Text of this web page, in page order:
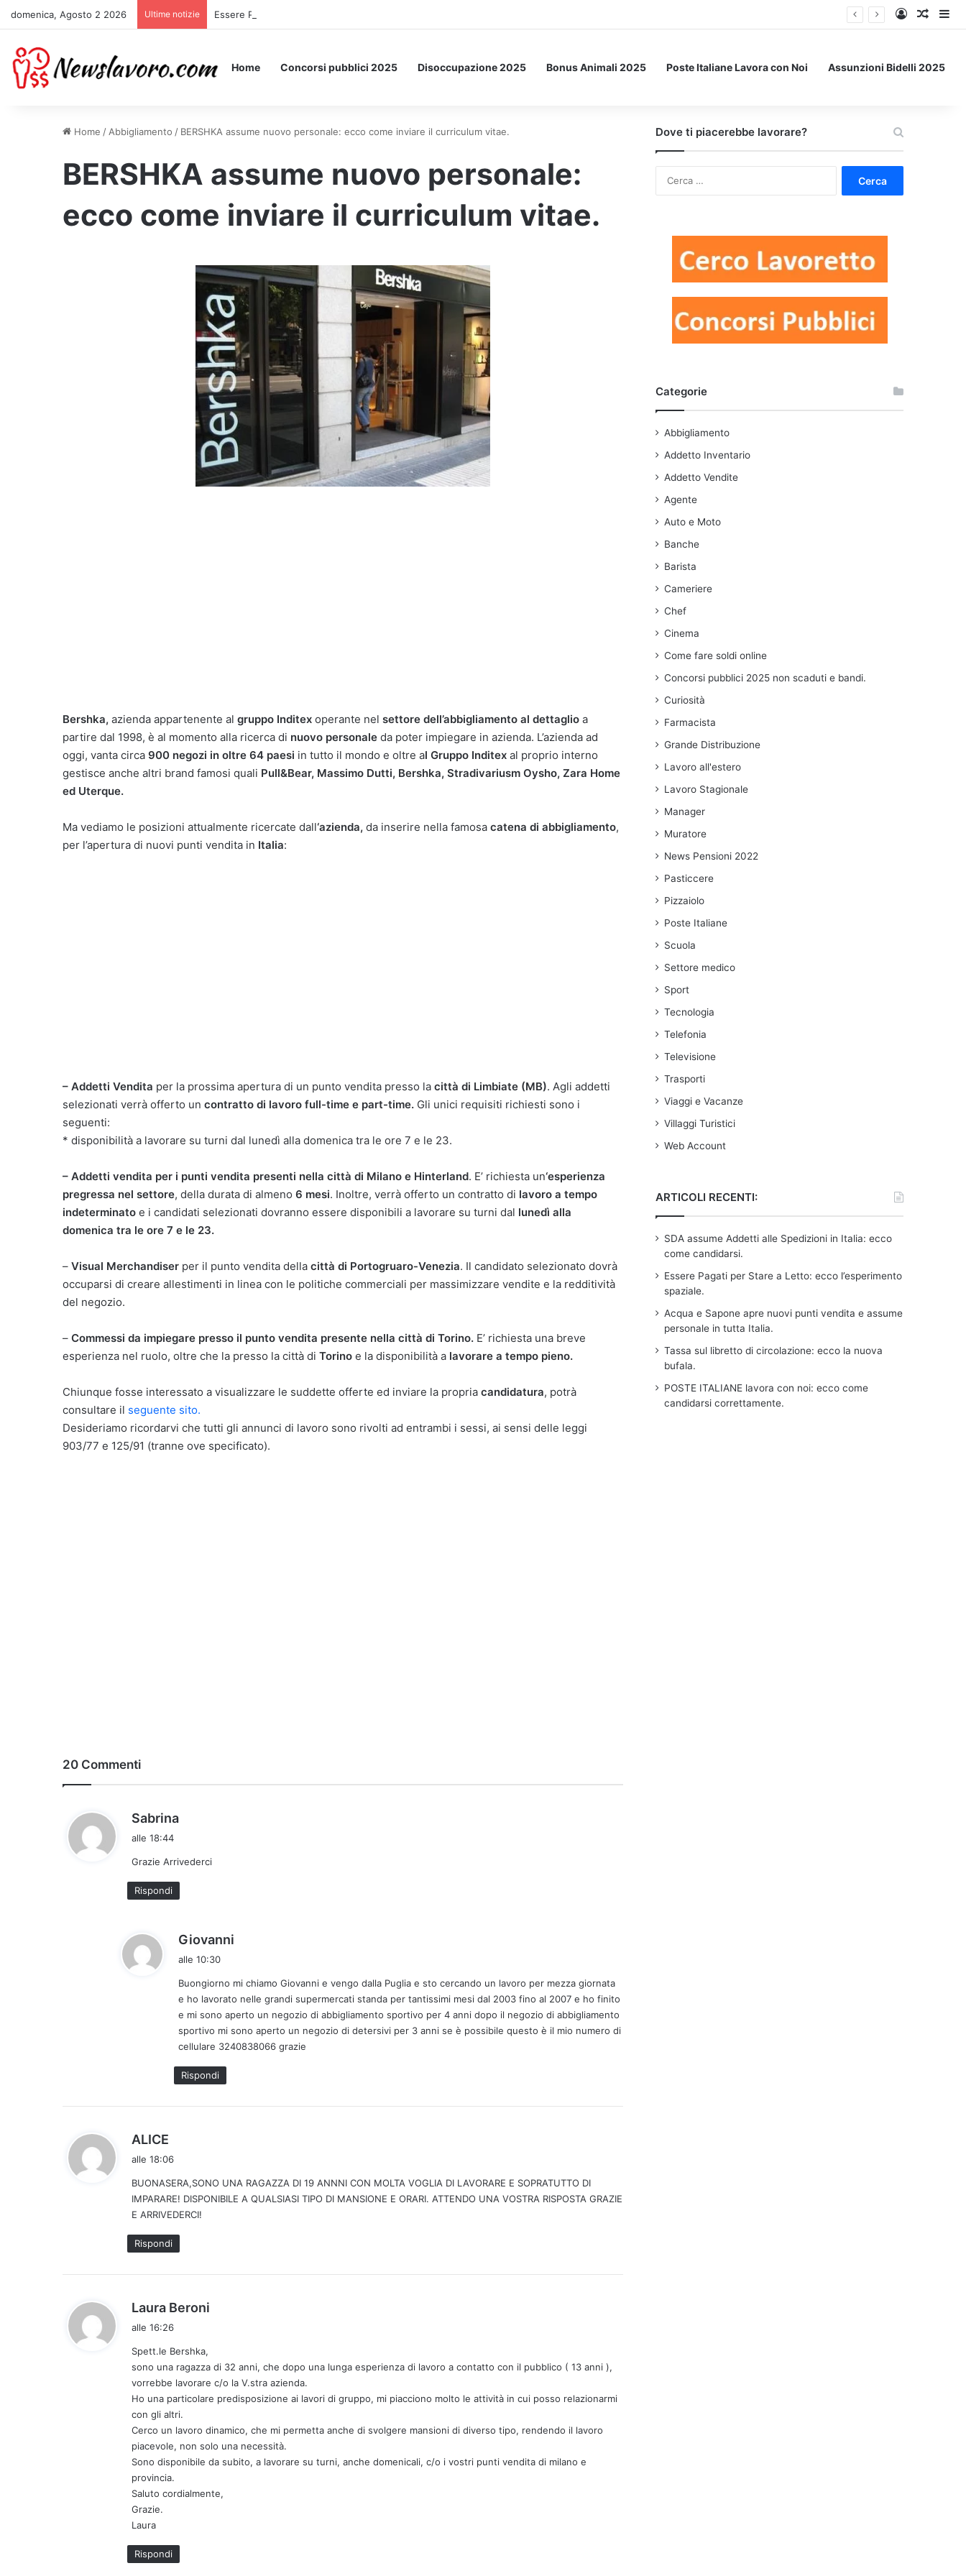
domenica, Agosto 2 2026 Ultime notizie Essere Pagati per Stare a Letto: ecco l’esperimento spaziale. Accedi
Un
Home Concorsi pubblici 2025 Disoccupazione 2025 Bonus Animali 2025 Poste Italiane Lavora con Noi Assunzioni Bidelli 2025
Home / Abbigliamento / BERSHKA assume nuovo personale: ecco come inviare il curriculum vitae.
BERSHKA assume nuovo personale:
ecco come inviare il curriculum vitae.
Bershka, azienda appartenente al gruppo Inditex operante nel settore dell’abbigliamento al dettaglio a
partire dal 1998, è al momento alla ricerca di nuovo personale da poter impiegare in azienda. L’azienda ad
oggi, vanta circa 900 negozi in oltre 64 paesi in tutto il mondo e oltre al Gruppo Inditex al proprio interno
gestisce anche altri brand famosi quali Pull&Bear, Massimo Dutti, Bershka, Stradivariusm Oysho, Zara Home
ed Uterque.
Ma vediamo le posizioni attualmente ricercate dall‘azienda, da inserire nella famosa catena di abbigliamento,
per l’apertura di nuovi punti vendita in Italia:
– Addetti Vendita per la prossima apertura di un punto vendita presso la città di Limbiate (MB). Agli addetti
selezionati verrà offerto un contratto di lavoro full-time e part-time. Gli unici requisiti richiesti sono i
seguenti:
* disponibilità a lavorare su turni dal lunedì alla domenica tra le ore 7 e le 23.
– Addetti vendita per i punti vendita presenti nella città di Milano e Hinterland. E’ richiesta un‘esperienza
pregressa nel settore, della durata di almeno 6 mesi. Inoltre, verrà offerto un contratto di lavoro a tempo
indeterminato e i candidati selezionati dovranno essere disponibili a lavorare su turni dal lunedì alla
domenica tra le ore 7 e le 23.
– Visual Merchandiser per il punto vendita della città di Portogruaro-Venezia. Il candidato selezionato dovrà
occuparsi di creare allestimenti in linea con le politiche commerciali per massimizzare vendite e la redditività
del negozio.
– Commessi da impiegare presso il punto vendita presente nella città di Torino. E’ richiesta una breve
esperienza nel ruolo, oltre che la presso la città di Torino e la disponibilità a lavorare a tempo pieno.
Chiunque fosse interessato a visualizzare le suddette offerte ed inviare la propria candidatura, potrà
consultare il seguente sito.
Desideriamo ricordarvi che tutti gli annunci di lavoro sono rivolti ad entrambi i sessi, ai sensi delle leggi
903/77 e 125/91 (tranne ove specificato).
20 Commenti
Sabrina
e
t
t
alle 18:44
Grazie Arrivederci
Rispondi
Giovanni
e
t
t
o
:
alle 10:30
Buongiorno mi chiamo Giovanni e vengo dalla Puglia e sto cercando un lavoro per mezza giornata
e ho lavorato nelle grandi supermercati standa per tantissimi mesi dal 2003 fino al 2007 e ho finito
e mi sono aperto un negozio di abbigliamento sportivo per 4 anni dopo il negozio di abbigliamento
sportivo mi sono aperto un negozio di detersivi per 3 anni se è possibile questo è il mio numero di
cellulare 3240838066 grazie
Rispondi
ALICE
e
t
t
o
:
alle 18:06
BUONASERA,SONO UNA RAGAZZA DI 19 ANNNI CON MOLTA VOGLIA DI LAVORARE E SOPRATUTTO DI
IMPARARE! DISPONIBILE A QUALSIASI TIPO DI MANSIONE E ORARI. ATTENDO UNA VOSTRA RISPOSTA GRAZIE
E ARRIVEDERCI!
Rispondi
Laura Beroni
t
t
o
alle 16:26
Spett.le Bershka,
sono una ragazza di 32 anni, che dopo una lunga esperienza di lavoro a contatto con il pubblico ( 13 anni ),
vorrebbe lavorare c/o la V.stra azienda.
Ho una particolare predisposizione ai lavori di gruppo, mi piacciono molto le attività in cui posso relazionarmi
con gli altri.
Cerco un lavoro dinamico, che mi permetta anche di svolgere mansioni di diverso tipo, rendendo il lavoro
piacevole, non solo una necessità.
Sono disponibile da subito, a lavorare su turni, anche domenicali, c/o i vostri punti vendita di milano e
provincia.
Saluto cordialmente,
Grazie.
Laura
Rispondi
Dove ti piacerebbe lavorare?
Categorie
Abbigliamento
Addetto Inventario
Addetto Vendite
Agente
Auto e Moto
Banche
Barista
Cameriere
Chef
Cinema
Come fare soldi online
Concorsi pubblici 2025 non scaduti e bandi.
Curiosità
Farmacista
Grande Distribuzione
Lavoro all'estero
Lavoro Stagionale
Manager
Muratore
News Pensioni 2022
Pasticcere
Pizzaiolo
Poste Italiane
Scuola
Settore medico
Sport
Tecnologia
Telefonia
Televisione
Trasporti
Viaggi e Vacanze
Villaggi Turistici
Web Account
ARTICOLI RECENTI:
SDA assume Addetti alle Spedizioni in Italia: ecco
come candidarsi.
Essere Pagati per Stare a Letto: ecco l’esperimento
spaziale.
Acqua e Sapone apre nuovi punti vendita e assume
personale in tutta Italia.
Tassa sul libretto di circolazione: ecco la nuova
bufala.
POSTE ITALIANE lavora con noi: ecco come
candidarsi correttamente.